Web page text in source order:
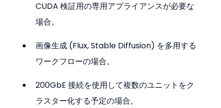
CUDA 検証用の専用アプライアンスが必要な
場合。
画像生成 (Flux, Stable Diffusion) を多用する
ワークフローの場合。
200GbE 接続を使用して複数のユニットをク
ラスター化する予定の場合。